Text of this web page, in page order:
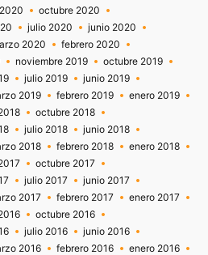
octubre 2020
julio 2020
junio 2020
2020
febrero 2020
noviembre 2019
octubre 2019
julio 2019
junio 2019
2019 febrero 2019
enero 2019
octubre 2018
julio 2018
junio 2018
2018 febrero 2018
enero 2018
octubre 2017
julio 2017
junio 2017
2017 febrero 2017
enero 2017
octubre 2016
julio 2016
junio 2016
2016 febrero 2016 enero 2016